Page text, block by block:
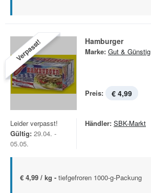
Verpasst! Hamburger
Marke: Gut & Günstig
Preis: € 4,99
Leider verpasst!
Gültig: 29.04. -
05.05.
Händler: SBK-Markt
€ 4,99 / kg - tiefgefroren 1000-g-Packung